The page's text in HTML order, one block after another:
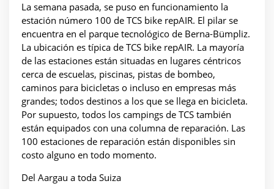
La semana pasada, se puso en funcionamiento la
estación número 100 de TCS bike repAIR. El pilar se
encuentra en el parque tecnológico de Berna-Bümpliz.
La ubicación es típica de TCS bike repAIR. La mayoría
de las estaciones están situadas en lugares céntricos
cerca de escuelas, piscinas, pistas de bombeo,
caminos para bicicletas o incluso en empresas más
grandes; todos destinos a los que se llega en bicicleta.
Por supuesto, todos los campings de TCS también
están equipados con una columna de reparación. Las
100 estaciones de reparación están disponibles sin
costo alguno en todo momento.
Del Aargau a toda Suiza